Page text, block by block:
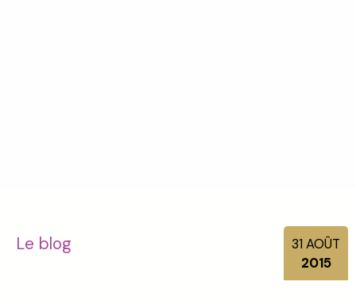
Le blog 31AOÛT
2015